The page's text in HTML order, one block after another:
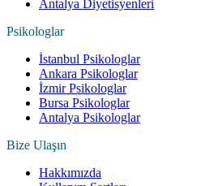
Antalya Diyetisyenleri
Psikologlar
İstanbul Psikologlar
Ankara Psikologlar
İzmir Psikologlar
Bursa Psikologlar
Antalya Psikologlar
Bize Ulaşın
Hakkımızda